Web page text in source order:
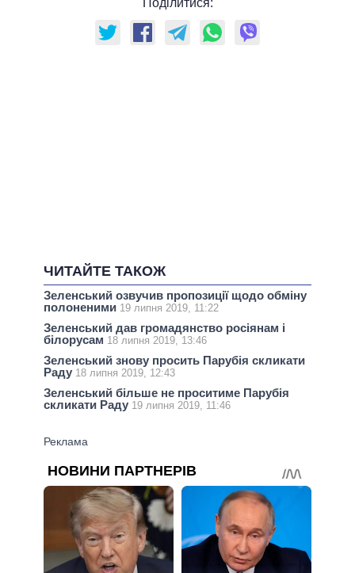
Поділитися:
ЧИТАЙТЕ ТАКОЖ
Зеленський озвучив пропозиції щодо обміну
полоненими 19 липня 2019, 11:22
Зеленський дав громадянство росіянам і
білорусам 18 липня 2019, 13:46
Зеленський знову просить Парубія скликати
Раду 18 липня 2019, 12:43
Зеленський більше не проситиме Парубія
скликати Раду 19 липня 2019, 11:46